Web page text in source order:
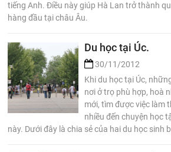
tiếng Anh. Điều này giúp Hà Lan trở thành
hàng đầu tại châu Âu.
Du học tại Úc.
30/11/2012
Khi du học tại Úc,
nơi ở trọ phù hợp, hoà
mới, tìm được việc làm
nhiều đến chuyện học
này. Dưới đây là chia sẻ của hai du học sinh